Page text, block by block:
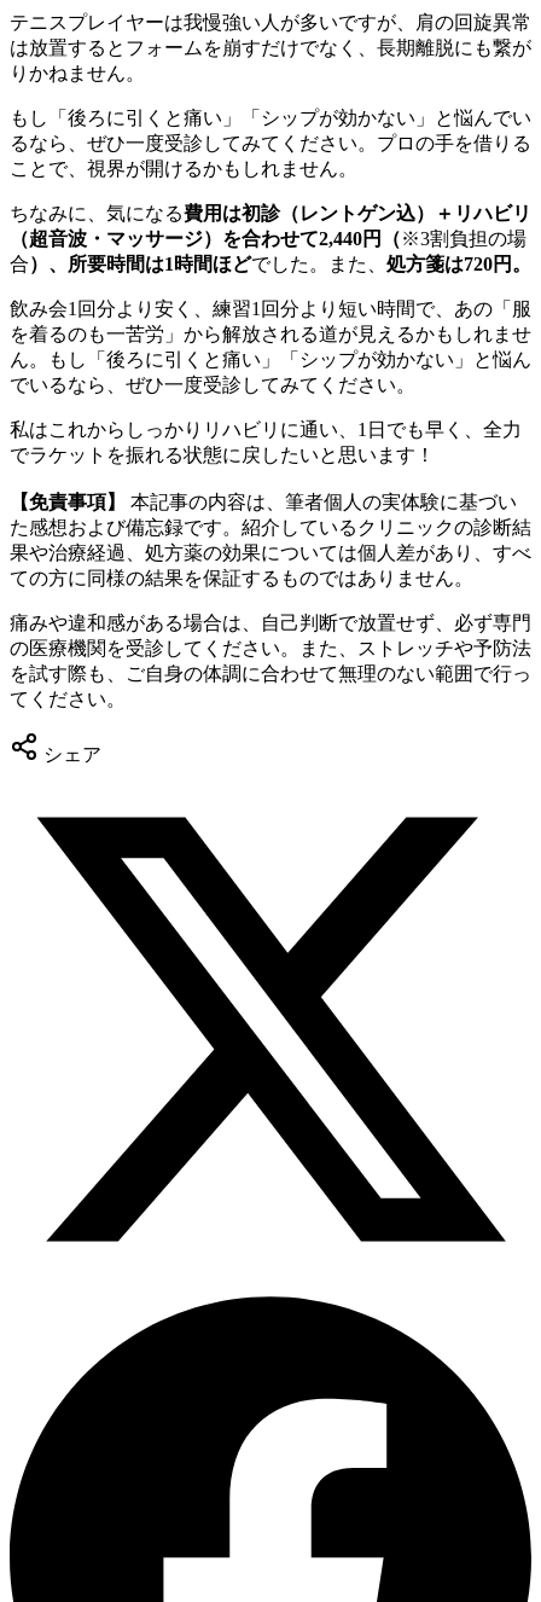
テニスプレイヤーは我慢強い人が多いですが、肩の回旋異常
は放置するとフォームを崩すだけでなく、長期離脱にも繋が
りかねません。
もし「後ろに引くと痛い」「シップが効かない」と悩んでい
るなら、ぜひ一度受診してみてください。プロの手を借りる
ことで、視界が開けるかもしれません。
ちなみに、気になる費用は初診（レントゲン込）＋リハビリ
（超音波・マッサージ）を合わせて2,440円（※3割負担の場
合）、所要時間は1時間ほどでした。また、 処方箋は720円。
飲み会1回分より安く、練習1回分より短い時間で、あの「服
を着るのも一苦労」から解放される道が見えるかもしれませ
ん。もし「後ろに引くと痛い」「シップが効かない」と悩ん
でいるなら、ぜひ一度受診してみてください。
私はこれからしっかりリハビリに通い、1日でも早く、全力
でラケットを振れる状態に戻したいと思います！
【免責事項】
本記事の内容は、筆者個人の実体験に基づい
た感想および備忘録です。紹介しているクリニックの診断結
果や治療経過、処方薬の効果については個人差があり、すべ
ての方に同様の結果を保証するものではありません。
痛みや違和感がある場合は、自己判断で放置せず、必ず専門
の医療機関を受診してください。また、ストレッチや予防法
を試す際も、ご自身の体調に合わせて無理のない範囲で行っ
てください。
シェア